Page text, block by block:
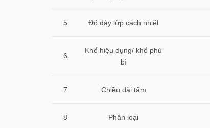
5 Độ dày lớp cách nhiệt
6
Khổ hiệu dụng/ khổ phủ
bì
7 Chiều dài tấm
8 Phân loại